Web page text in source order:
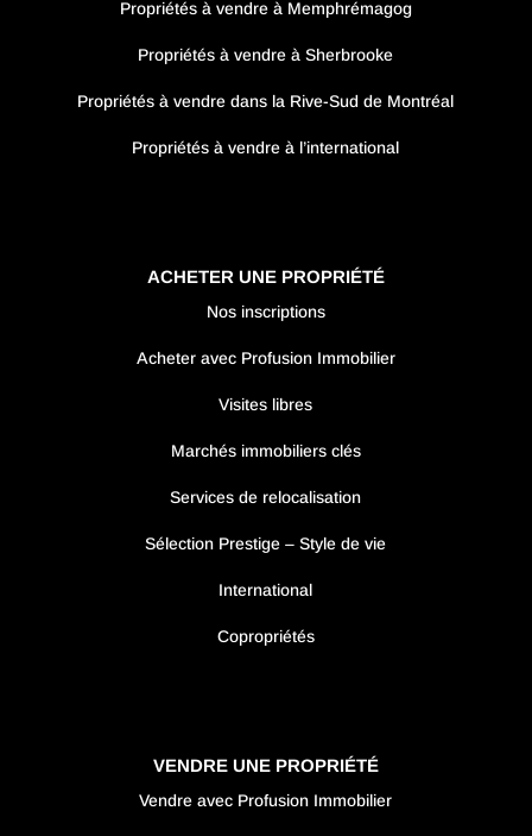
Propriétés à vendre à Memphrémagog
Propriétés à vendre à Sherbrooke
Propriétés à vendre dans la Rive-Sud de Montréal
Propriétés à vendre à l’international
ACHETER UNE PROPRIÉTÉ
Nos inscriptions
Acheter avec Profusion Immobilier
Visites libres
Marchés immobiliers clés
Services de relocalisation
Sélection Prestige – Style de vie
International
Copropriétés
VENDRE UNE PROPRIÉTÉ
Vendre avec Profusion Immobilier